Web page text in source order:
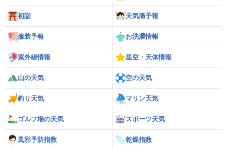
初詣 天気痛予報
服装予報 お洗濯情報
紫外線情報 星空・天体情報
山の天気 空の天気
釣り天気 マリン天気
ゴルフ場の天気 スポーツ天気
風邪予防指数 乾燥指数